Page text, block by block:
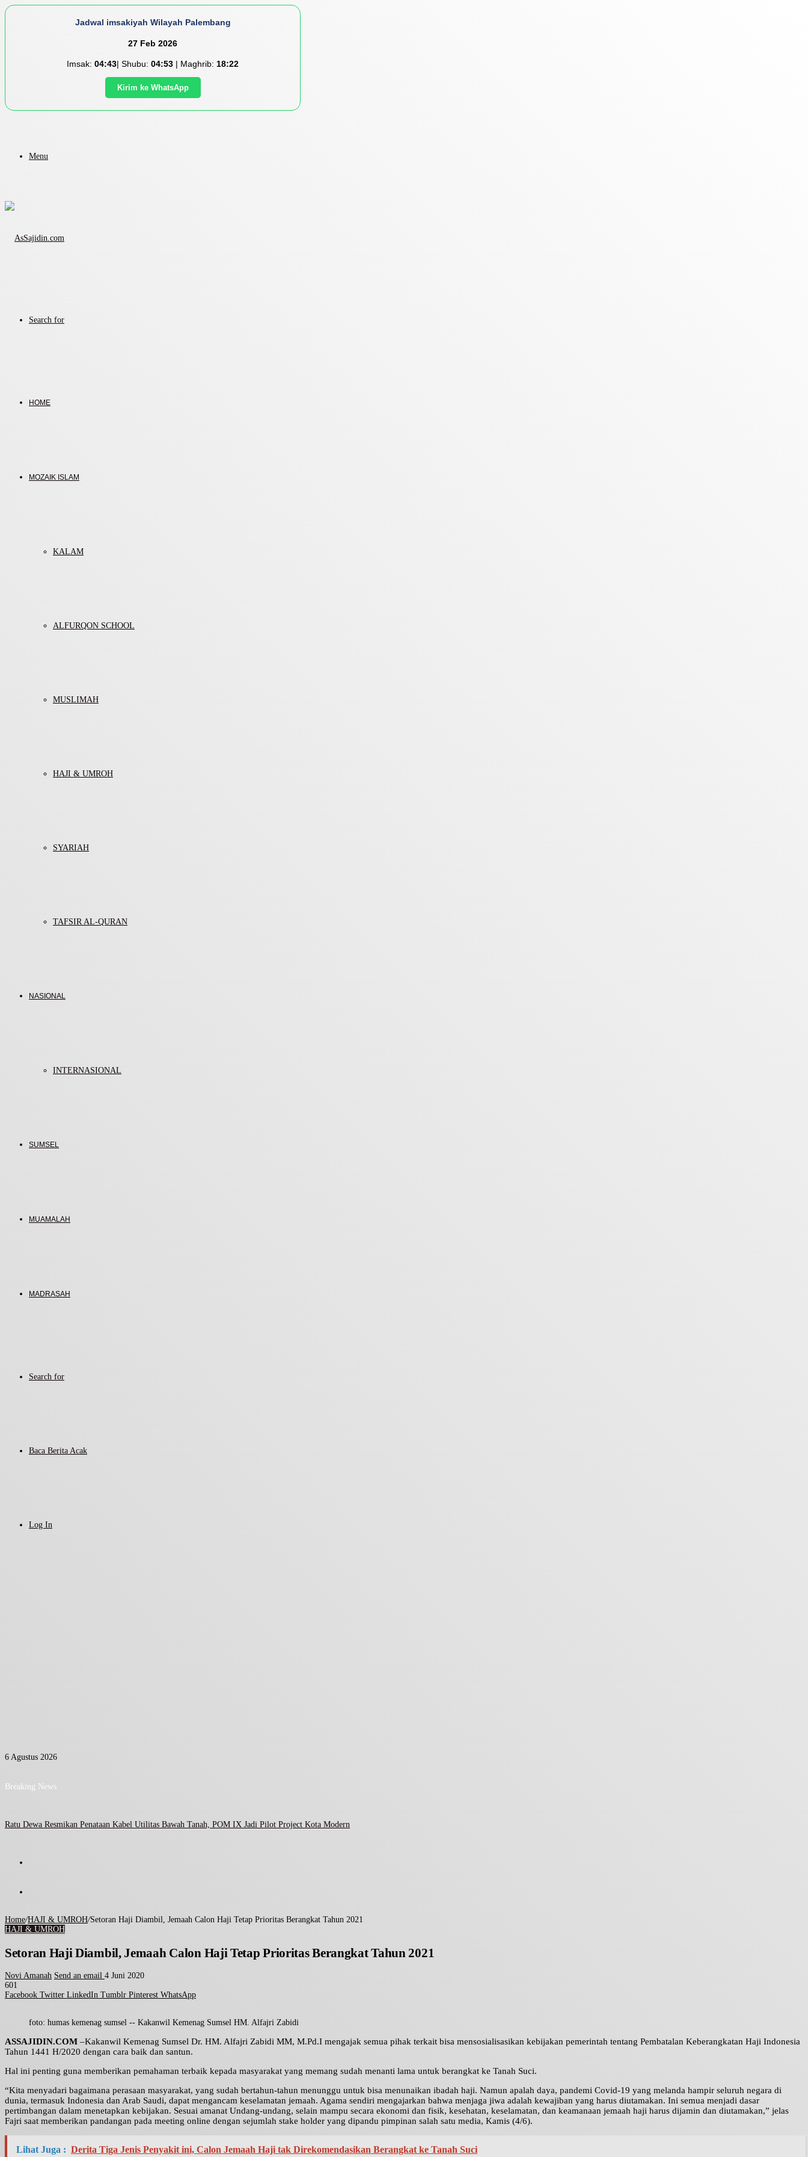
Jadwal imsakiyah Wilayah Palembang
27 Feb 2026
Imsak: 04:43| Shubu: 04:53 | Maghrib: 18:22
Kirim ke WhatsApp
Menu
Search for
HOME
MOZAIK ISLAM
KALAM
ALFURQON SCHOOL
MUSLIMAH
HAJI & UMROH
SYARIAH
TAFSIR AL-QURAN
NASIONAL
INTERNASIONAL
SUMSEL
MUAMALAH
MADRASAH
Search for
Baca Berita Acak
Log In
6 Agustus 2026
Breaking News
Ratu Dewa Resmikan Penataan Kabel Utilitas Bawah Tanah, POM IX Jadi Pilot Project Kota Modern
Home/HAJI & UMROH/Setoran Haji Diambil, Jemaah Calon Haji Tetap Prioritas Berangkat Tahun 2021
HAJI & UMROH
Setoran Haji Diambil, Jemaah Calon Haji Tetap Prioritas Berangkat Tahun 2021
Novi Amanah Send an email 4 Juni 2020
601
Facebook Twitter LinkedIn Tumblr Pinterest WhatsApp
foto: humas kemenag sumsel -- Kakanwil Kemenag Sumsel HM. Alfajri Zabidi
ASSAJIDIN.COM –Kakanwil Kemenag Sumsel Dr. HM. Alfajri Zabidi MM, M.Pd.I mengajak semua pihak terkait bisa mensosialisasikan kebijakan pemerintah tentang Pembatalan Keberangkatan Haji Indonesia
Tahun 1441 H/2020 dengan cara baik dan santun.
Hal ini penting guna memberikan pemahaman terbaik kepada masyarakat yang memang sudah menanti lama untuk berangkat ke Tanah Suci.
“Kita menyadari bagaimana perasaan masyarakat, yang sudah bertahun-tahun menunggu untuk bisa menunaikan ibadah haji. Namun apalah daya, pandemi Covid-19 yang melanda hampir seluruh negara di
dunia, termasuk Indonesia dan Arab Saudi, dapat mengancam keselamatan jemaah. Agama sendiri mengajarkan bahwa menjaga jiwa adalah kewajiban yang harus diutamakan. Ini semua menjadi dasar
pertimbangan dalam menetapkan kebijakan. Sesuai amanat Undang-undang, selain mampu secara ekonomi dan fisik, kesehatan, keselamatan, dan keamanaan jemaah haji harus dijamin dan diutamakan,” jelas
Fajri saat memberikan pandangan pada meeting online dengan sejumlah stake holder yang dipandu pimpinan salah satu media, Kamis (4/6).
Lihat Juga : Derita Tiga Jenis Penyakit ini, Calon Jemaah Haji tak Direkomendasikan Berangkat ke Tanah Suci